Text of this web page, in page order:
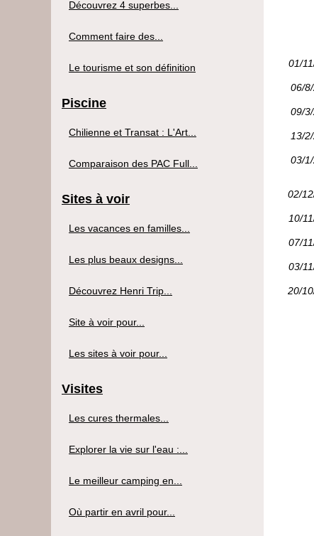
01/
06/
09/
13/
03/
02/
10/
07/
03/
20/
Découvrez 4 superbes...
Comment faire des...
Le tourisme et son définition
Piscine
Chilienne et Transat : L'Art...
Comparaison des PAC Full...
Sites à voir
Les vacances en familles...
Les plus beaux designs...
Découvrez Henri Trip...
Site à voir pour...
Les sites à voir pour...
Visites
Les cures thermales...
Explorer la vie sur l'eau :...
Le meilleur camping en...
Où partir en avril pour...